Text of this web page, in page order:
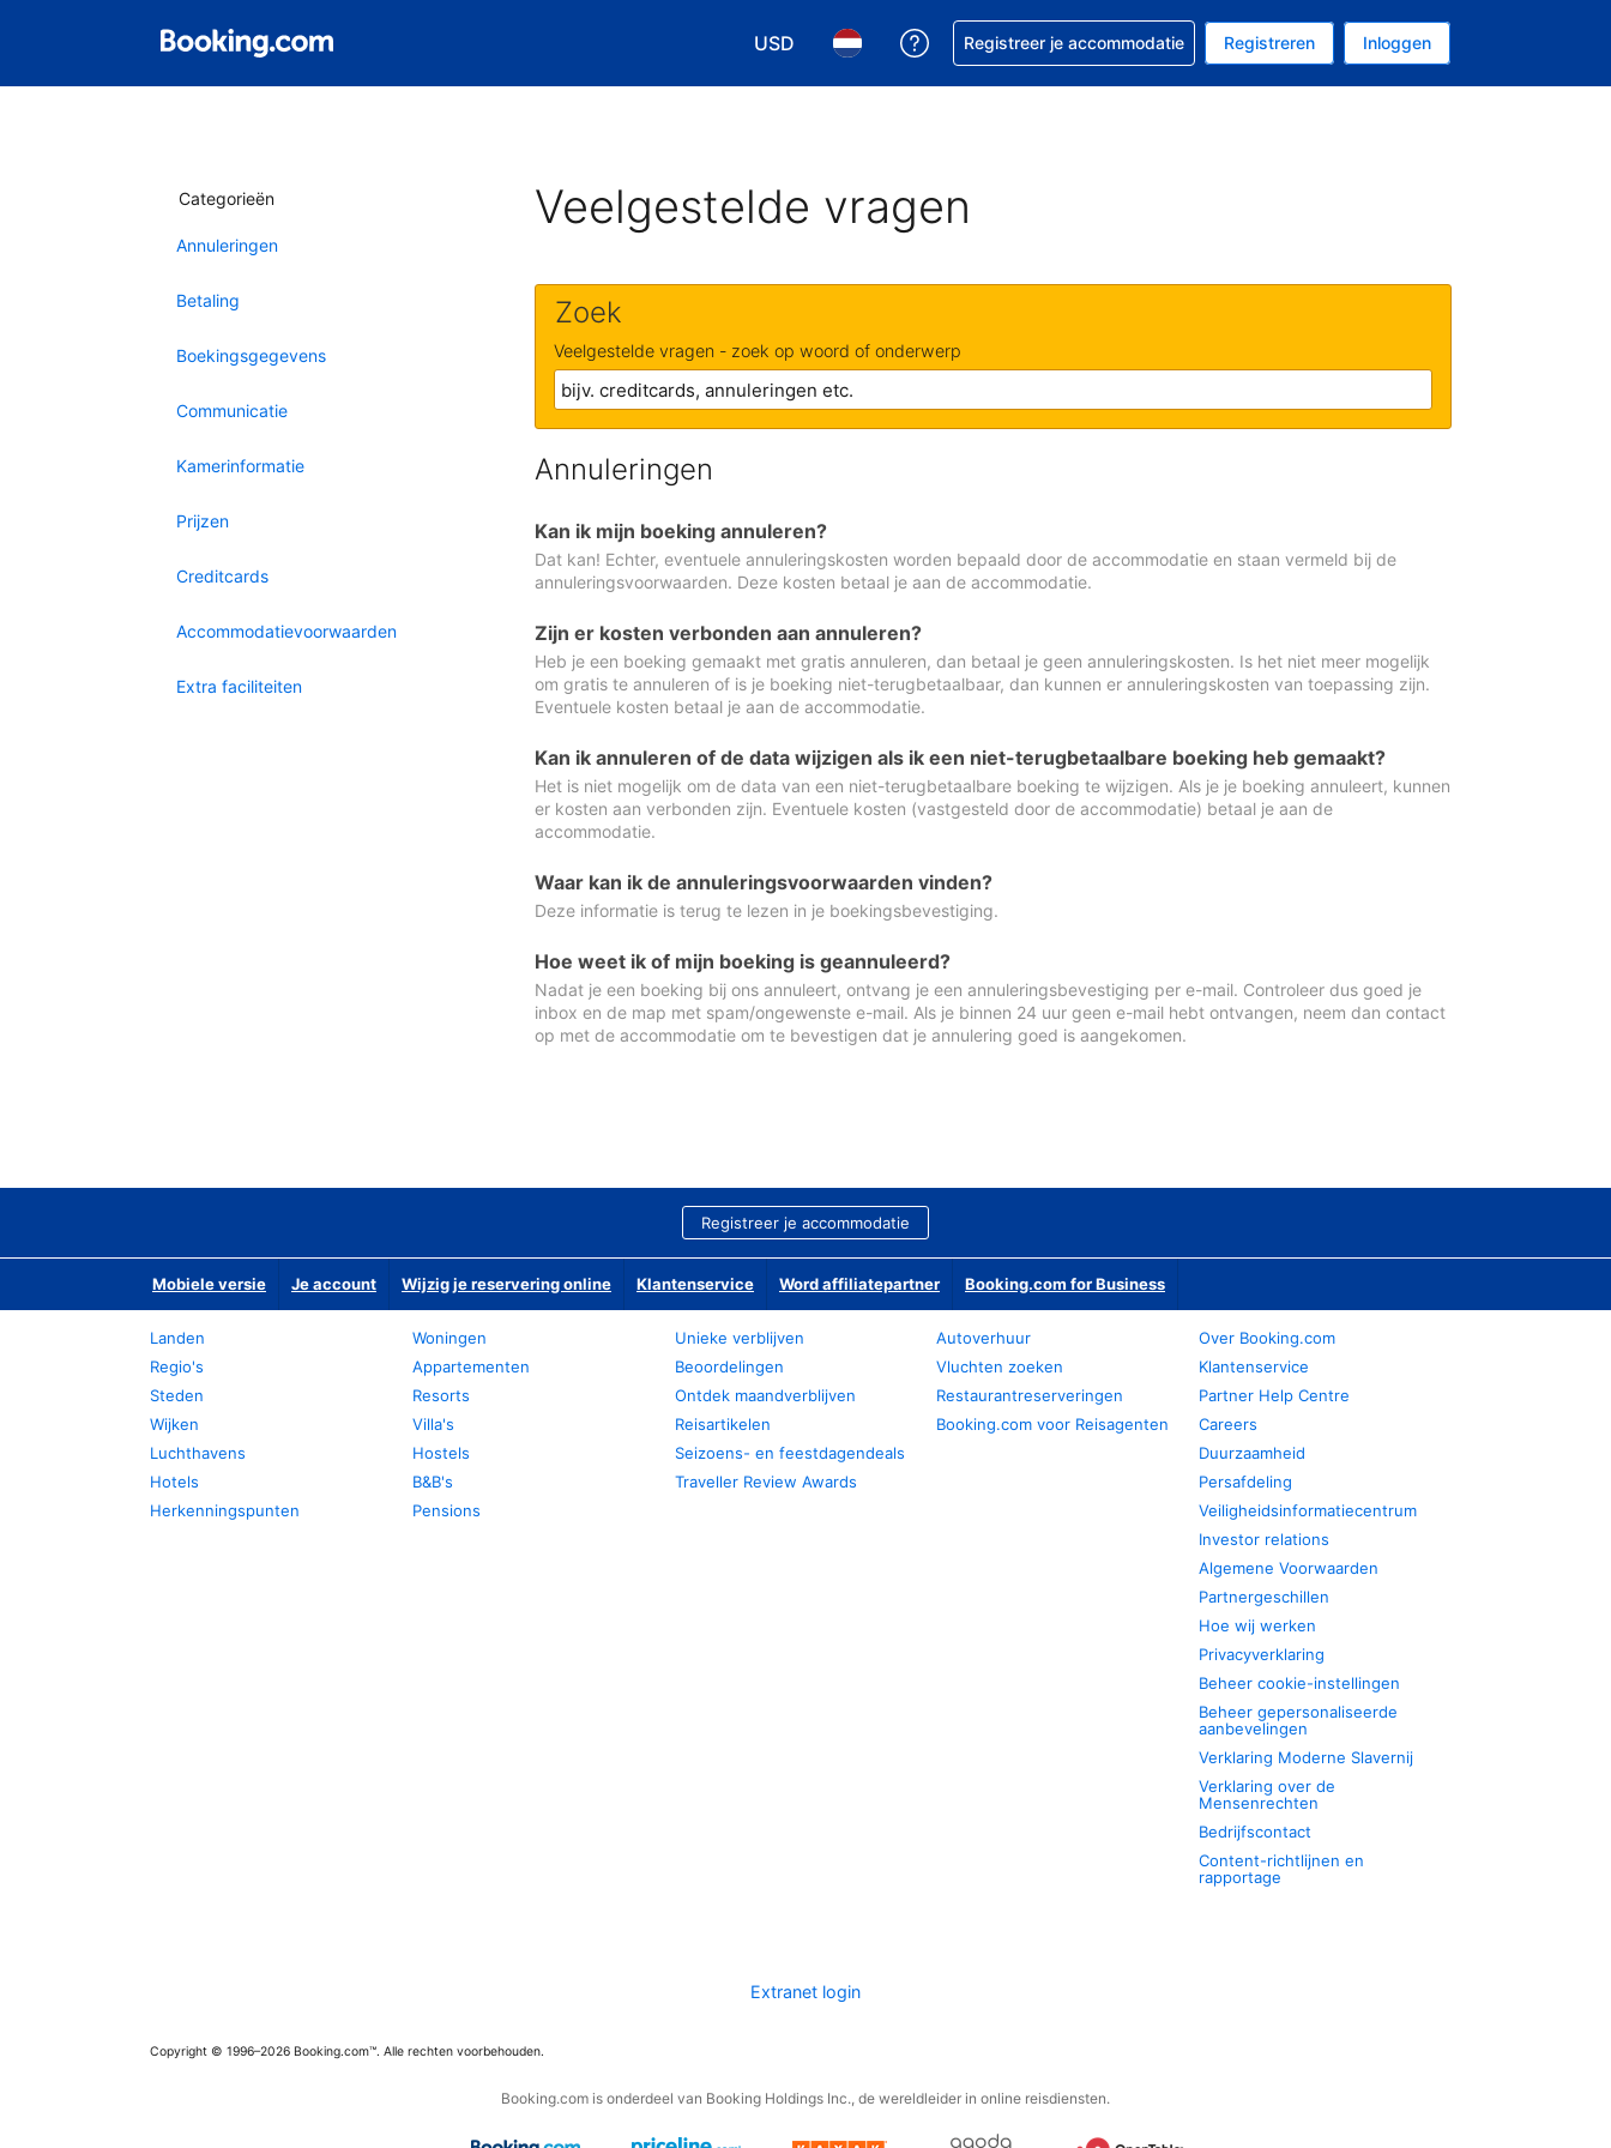
USD
Kies je valuta. Je huidige valuta is Amerikaanse dollar
Kies je taal. Je huidige taal is Nederlands
Krijg hulp bij je reservering
Registreer je accommodatie Registreren Inloggen
Categorieën
Annuleringen
Betaling
Boekingsgegevens
Communicatie
Kamerinformatie
Prijzen
Creditcards
Accommodatievoorwaarden
Extra faciliteiten
Veelgestelde vragen
Zoek
Veelgestelde vragen - zoek op woord of onderwerp
Annuleringen
Kan ik mijn boeking annuleren?
Dat kan! Echter, eventuele annuleringskosten worden bepaald door de accommodatie en staan vermeld bij de
annuleringsvoorwaarden. Deze kosten betaal je aan de accommodatie.
Zijn er kosten verbonden aan annuleren?
Heb je een boeking gemaakt met gratis annuleren, dan betaal je geen annuleringskosten. Is het niet meer mogelijk
om gratis te annuleren of is je boeking niet-terugbetaalbaar, dan kunnen er annuleringskosten van toepassing zijn.
Eventuele kosten betaal je aan de accommodatie.
Kan ik annuleren of de data wijzigen als ik een niet-terugbetaalbare boeking heb gemaakt?
Het is niet mogelijk om de data van een niet-terugbetaalbare boeking te wijzigen. Als je je boeking annuleert, kunnen
er kosten aan verbonden zijn. Eventuele kosten (vastgesteld door de accommodatie) betaal je aan de
accommodatie.
Waar kan ik de annuleringsvoorwaarden vinden?
Deze informatie is terug te lezen in je boekingsbevestiging.
Hoe weet ik of mijn boeking is geannuleerd?
Nadat je een boeking bij ons annuleert, ontvang je een annuleringsbevestiging per e-mail. Controleer dus goed je
inbox en de map met spam/ongewenste e-mail. Als je binnen 24 uur geen e-mail hebt ontvangen, neem dan contact
op met de accommodatie om te bevestigen dat je annulering goed is aangekomen.
Registreer je accommodatie
Mobiele versie Je account Wijzig je reservering online Klantenservice Word affiliatepartner Booking.com for Business
Landen
Regio's
Steden
Wijken
Luchthavens
Hotels
Herkenningspunten
Woningen
Appartementen
Resorts
Villa's
Hostels
B&B's
Pensions
Unieke verblijven
Beoordelingen
Ontdek maandverblijven
Reisartikelen
Seizoens- en feestdagendeals
Traveller Review Awards
Autoverhuur
Vluchten zoeken
Restaurantreserveringen
Booking.com voor Reisagenten
Over Booking.com
Klantenservice
Partner Help Centre
Careers
Duurzaamheid
Persafdeling
Veiligheidsinformatiecentrum
Investor relations
Algemene Voorwaarden
Partnergeschillen
Hoe wij werken
Privacyverklaring
Beheer cookie-instellingen
Beheer gepersonaliseerde
aanbevelingen
Verklaring Moderne Slavernij
Verklaring over de
Mensenrechten
Bedrijfscontact
Content-richtlijnen en
rapportage
Extranet login
Copyright © 1996–2026 Booking.com™. Alle rechten voorbehouden.
Booking.com is onderdeel van Booking Holdings Inc., de wereldleider in online reisdiensten.